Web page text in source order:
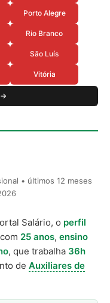
Porto Alegre
Rio Branco
São Luís
Vitória
→
• últimos 12 meses
Salário, o perfil
25 anos, ensino
, que trabalha 36h
de Auxiliares de